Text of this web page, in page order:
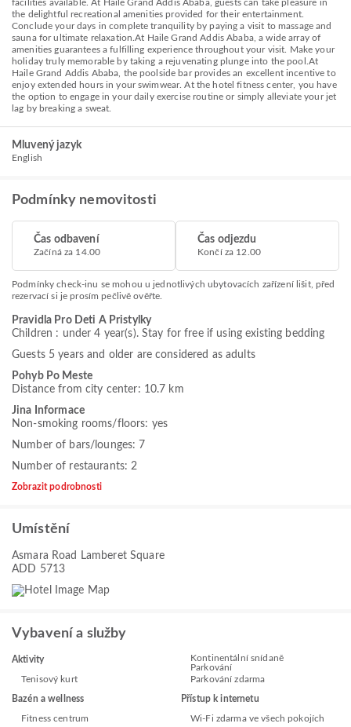
facilities available. At Haile Grand Addis Ababa, guests can take pleasure in
the delightful recreational amenities provided for their entertainment.
Conclude your days in complete tranquility by paying a visit to massage and
sauna for ultimate relaxation.At Haile Grand Addis Ababa, a wide array of
amenities guarantees a fulfilling experience throughout your visit. Make your
holiday truly memorable by taking a rejuvenating plunge into the pool.At
Haile Grand Addis Ababa, the poolside bar provides an excellent incentive to
enjoy extended hours in your swimwear. At the hotel fitness center, you have
the option to engage in your daily exercise routine or simply alleviate your jet
lag by breaking a sweat.
Mluvený jazyk
English
Podmínky nemovitosti
Čas odbavení
Začíná za 14.00
Čas odjezdu
Končí za 12.00
Podmínky check-inu se mohou u jednotlivých ubytovacích zařízení lišit, před
rezervací si je prosím pečlivě ověřte.
Pravidla Pro Deti A Pristylky
Children : under 4 year(s). Stay for free if using existing bedding
Guests 5 years and older are considered as adults
Pohyb Po Meste
Distance from city center: 10.7 km
Jina Informace
Non-smoking rooms/floors: yes
Number of bars/lounges: 7
Number of restaurants: 2
Zobrazit podrobnosti
Umístění
Asmara Road Lamberet Square
ADD 5713
Vybavení a služby
Aktivity
Tenisový kurt
Bazén a wellness
Fitness centrum
Kontinentální snídaně
Parkování
Parkování zdarma
Přístup k internetu
Wi-Fi zdarma ve všech pokojích